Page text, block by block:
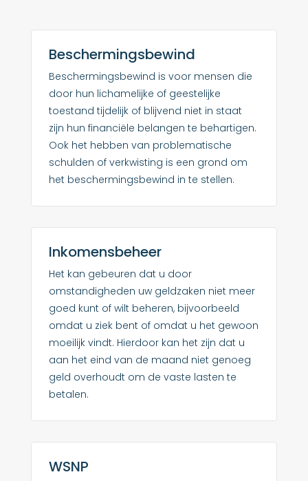
Beschermingsbewind
Beschermingsbewind is voor mensen die
door hun lichamelijke of geestelijke
toestand tijdelijk of blijvend niet in staat
zijn hun financiële belangen te behartigen.
Ook het hebben van problematische
schulden of verkwisting is een grond om
het beschermingsbewind in te stellen.
Inkomensbeheer
Het kan gebeuren dat u door
omstandigheden uw geldzaken niet meer
goed kunt of wilt beheren, bijvoorbeeld
omdat u ziek bent of omdat u het gewoon
moeilijk vindt. Hierdoor kan het zijn dat u
aan het eind van de maand niet genoeg
geld overhoudt om de vaste lasten te
betalen.
WSNP